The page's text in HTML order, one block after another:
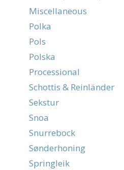
Miscellaneous
Polka
Pols
Polska
Processional
Schottis & Reinländer
Sekstur
Snoa
Snurrebock
Sønderhoning
Springleik